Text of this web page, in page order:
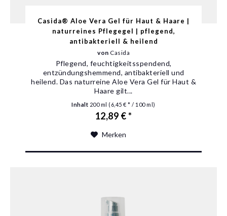
Casida® Aloe Vera Gel für Haut & Haare |
naturreines Pflegegel | pflegend,
antibakteriell & heilend
vonCasida
Pflegend, feuchtigkeitsspendend,
entzündungshemmend, antibakteriell und
heilend. Das naturreine Aloe Vera Gel für Haut &
Haare gilt...
Inhalt 200 ml (6,45 € * / 100 ml)
12,89 € *
Merken